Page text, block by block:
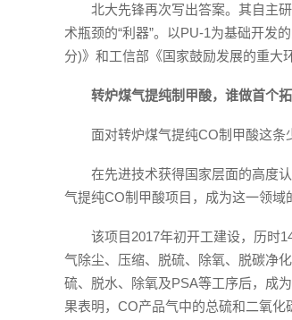
北大先锋再次写出答案。其自主
术瓶颈的“利器”。以PU-1为基础开发
分)》和工信部《国家鼓励发展的重大
转炉煤气提纯制甲酸，谁做首个
面对转炉煤气提纯CO制甲酸这条
在先进技术获得国家层面的高度
气提纯CO制甲酸项目，成为这一领域
该项目2017年初开工建设，历时
气除尘、压缩、脱硫、除氧、脱碳净
硫、脱水、除氧及PSA等工序后，成
果表明，CO产品气中的总硫和二氧